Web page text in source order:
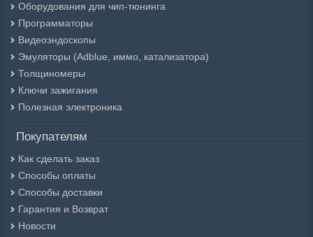
Оборудования для чип-тюнинга
Программаторы
Видеоэндоскопы
Эмуляторы (Adblue, иммо, катализатора)
Толщиномеры
Ключи зажигания
Полезная электроника
Покупателям
Как сделать заказ
Способы оплаты
Способы доставки
Гарантия и Возврат
Новости